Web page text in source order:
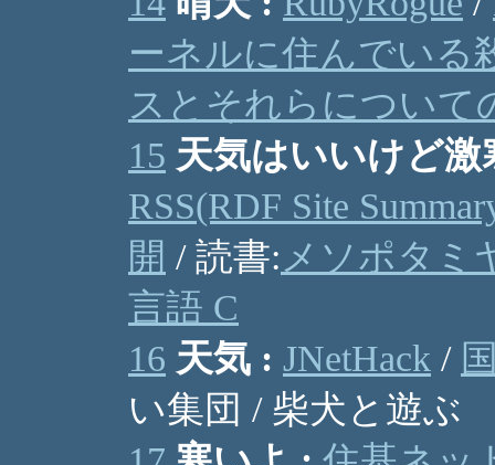
ーネルに住んでいる
スとそれらについて
15 天気はいいけど激
RSS(RDF Site
開 / 読書: メソポタミ
言語 C
16 天気 : JNetHack /
い集団 / 柴犬と遊ぶ